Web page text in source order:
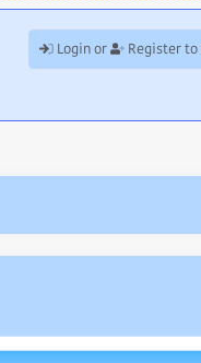
Login or Register to